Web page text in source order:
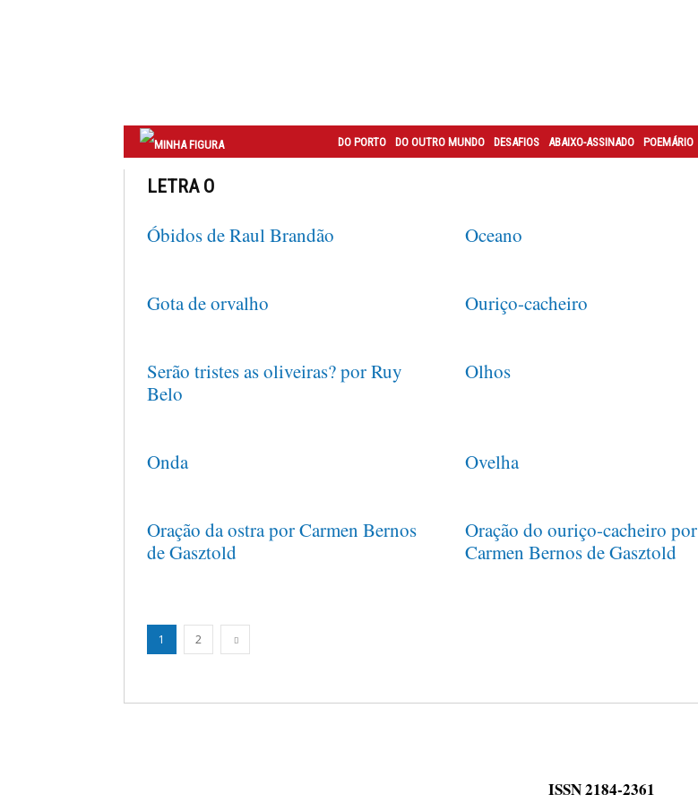
DO PORTO DO OUTRO MUNDO DESAFIOS ABAIXO-ASSINADO POEMÁRIO
LETRA O
Óbidos de Raul Brandão Oceano
Gota de orvalho Ouriço-cacheiro
Serão tristes as oliveiras? por Ruy
Belo
Olhos
Onda Ovelha
Oração da ostra por Carmen Bernos
de Gasztold
Oração do ouriço-cacheiro por
Carmen Bernos de Gasztold
1 2
ISSN 2184-2361